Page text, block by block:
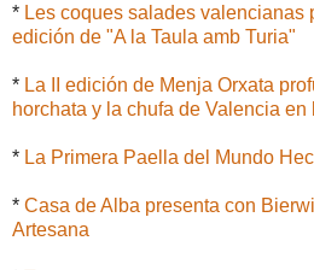
* Les coques salades valencianas
edición de "A la Taula amb Turia"
* La II edición de Menja Orxata
horchata y la chufa de Valencia en
* La Primera Paella del Mundo
* Casa de Alba presenta con
Artesana